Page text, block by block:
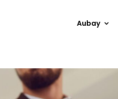
Aubay